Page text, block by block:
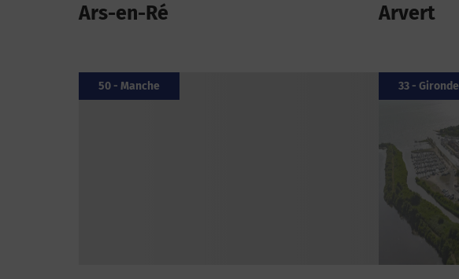
Ars-en-Ré Arvert
50 - Manche 33 - Gironde